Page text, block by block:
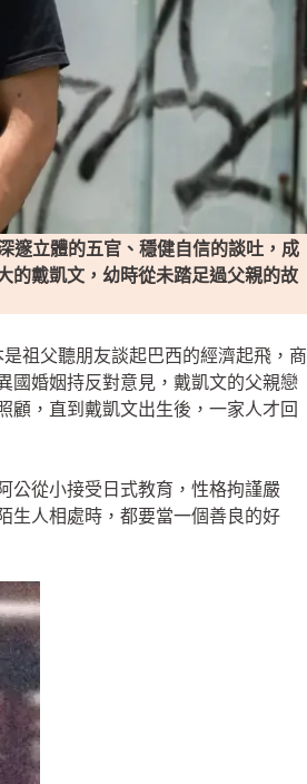
邃立體的五官、穩健自信的談吐，成
的戴凱文，幼時從未踏足過父親的故
祖父聽朋友談起巴西的經濟起飛，商
國婚姻持反對意見，戴凱文的父親戀
顧，直到戴凱文出生後，一家人才回
公從小接受日式教育，性格拘謹嚴
生人相處時，都要當一個善良的好